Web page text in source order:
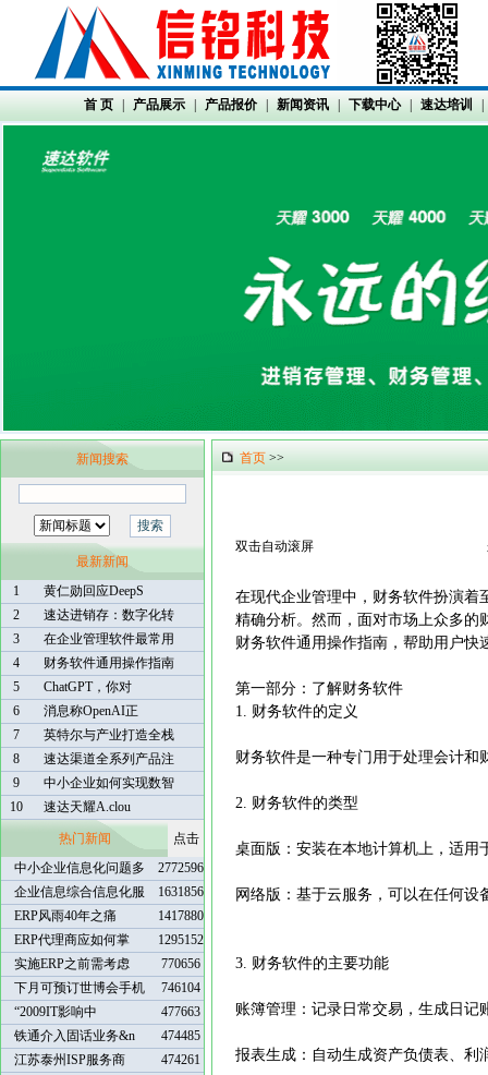
首 页 产品展示 产品报价 新闻资讯 下载中心 速达培训
新闻搜索
最新新闻
1
黄仁勋回应DeepS
2
速达进销存：数字化转
3
在企业管理软件最常用
4
财务软件通用操作指南
5
ChatGPT，你对
6
消息称OpenAI正
7
英特尔与产业打造全栈
8
速达渠道全系列产品注
9
中小企业如何实现数智
10
速达天耀A.clou
热门新闻
点击
中小企业信息化问题多
2772596
企业信息综合信息化服
1631856
ERP风雨40年之痛
1417880
ERP代理商应如何掌
1295152
实施ERP之前需考虑
770656
下月可预订世博会手机
746104
“2009IT影响中
477663
铁通介入固话业务&n
474485
江苏泰州ISP服务商
474261
首页 >>
双击自动滚屏
在现代企业管理中，财务软件扮演着
精确分析。然而，面对市场上众多的
财务软件通用操作指南，帮助用户快
第一部分：了解财务软件
1. 财务软件的定义
财务软件是一种专门用于处理会计
2. 财务软件的类型
桌面版：安装在本地计算机上，适用
网络版：基于云服务，可以在任何
3. 财务软件的主要功能
账簿管理：记录日常交易，生成日记
报表生成：自动生成资产负债表、利